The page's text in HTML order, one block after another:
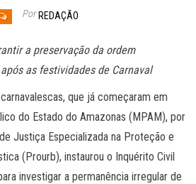
Por REDAÇÃO
a preservação da ordem
as festividades de Carnaval
que já começaram em
do Estado do Amazonas (MPAM), por
Justiça Especializada na Proteção e
(Prourb), instaurou o Inquérito Civil
investigar a permanência irregular de